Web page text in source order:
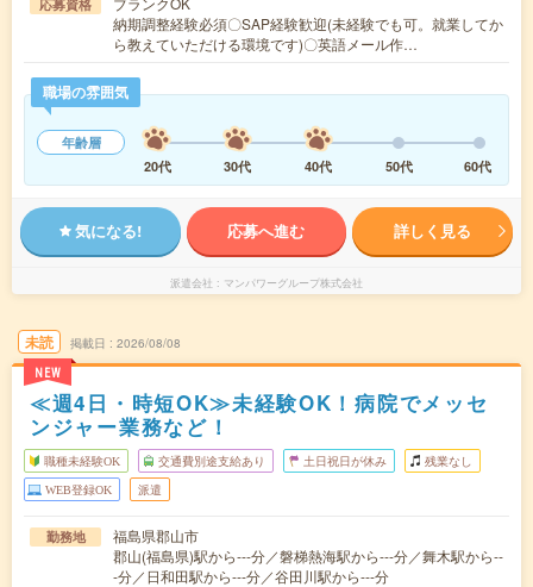
応募資格
納期調整経験必須〇SAP経験歓迎(未経験でも可。就業してか
ら教えていただける環境です)〇英語メール作…
職場の雰囲気
年齢層
20代
30代 40代 50代 60代
気になる! 応募へ進む 詳しく見る
派遣会社 マンパワーグループ株式会社
未読
NEW
掲載日 2026/08/08
≪週4日・時短OK≫未経験OK！病院でメッセ
ンジャー業務など！
職種未経験OK 交通費別途支給あり 土日祝日が休み 残業なし
WEB登録OK 派遣
勤務地
福島県郡山市
郡山(福島県)駅から---分／磐梯熱海駅から---分／舞木駅から--
-分／日和田駅から---分／谷田川駅から---分